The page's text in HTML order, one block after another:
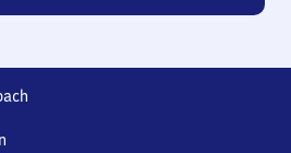
Friedrichshafen-